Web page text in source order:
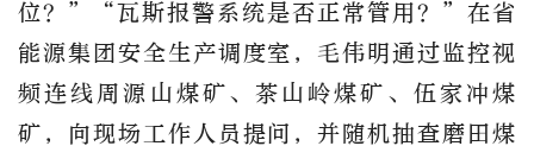
位？”“瓦斯报警系统是否正常管用？” 在省
能源集团安全生产调度室 ， 毛伟明通过监控视
频连线 周源山煤矿、茶山岭煤矿、伍家冲煤
矿， 向现场工作人员提问，并随机抽查磨田煤